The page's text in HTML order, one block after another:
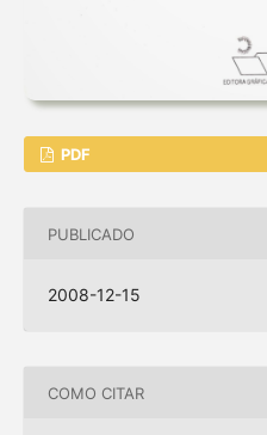
PDF
PUBLICADO
2008-12-15
COMO CITAR